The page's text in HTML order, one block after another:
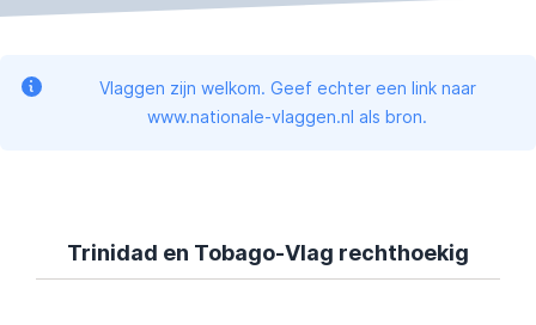
Vlaggen zijn welkom. Geef echter een link naar
www.nationale-vlaggen.nl als bron.
Trinidad en Tobago-Vlag rechthoekig